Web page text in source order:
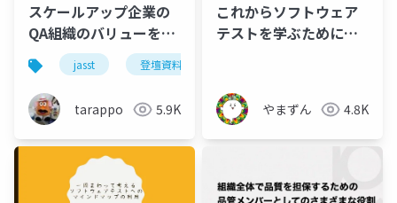
スケールアップ企業の
QA組織のバリューを最
大限に引き出すための
取り組み
jasst 登壇資料
tarappo 5.9K
これからソフトウェア
テストを学ぶために知
やまずん 4.8K